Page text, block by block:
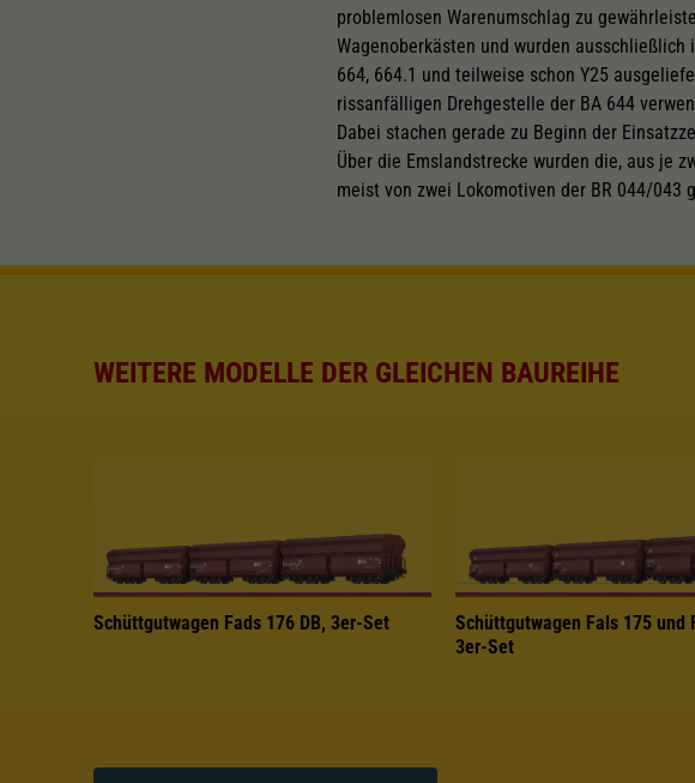
problemlosen Warenumschlag zu
Wagenoberkästen und wurden
664, 664.1 und teilweise schon Y25
rissanfälligen Drehgestelle der BA 644
Dabei stachen gerade zu Beginn der
Über die Emslandstrecke wurden die, aus je
meist von zwei Lokomotiven der BR 044/043
WEITERE MODELLE DER GLEICHEN BAUREIHE
Schüttgutwagen Fads 176 DB, 3er-Set
Schüttgutwagen Fals 175 und
3er-Set